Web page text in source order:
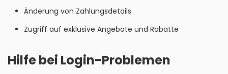
Änderung von Zahlungsdetails
Zugriff auf exklusive Angebote und Rabatte
Hilfe bei Login-Problemen